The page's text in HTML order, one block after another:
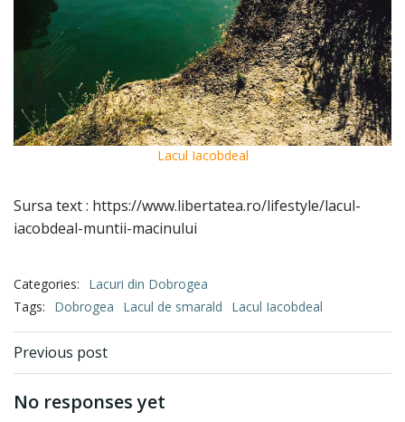
Lacul Iacobdeal
Sursa text : https://www.libertatea.ro/lifestyle/lacul-
iacobdeal-muntii-macinului
Categories:
Lacuri din Dobrogea
Tags:
Dobrogea Lacul de smarald Lacul Iacobdeal
Post
navigation
Previous post
No responses yet